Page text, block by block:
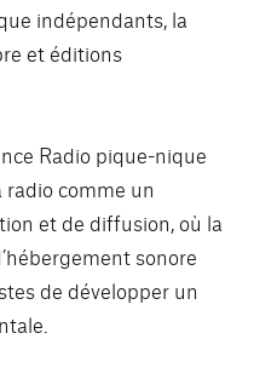
indépendants, la
et éditions
Radio pique-nique
radio comme un
et de diffusion, où la
sonore
de développer un